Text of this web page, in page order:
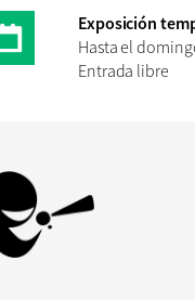
Exposición
Hasta el
Entrada libre